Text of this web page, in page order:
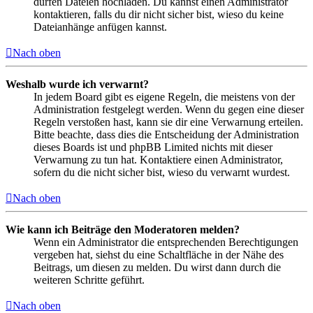
kontaktieren, falls du dir nicht sicher bist, wieso du keine
Dateianhänge anfügen kannst.
Nach oben
Weshalb wurde ich verwarnt?
In jedem Board gibt es eigene Regeln, die meistens von der
Administration festgelegt werden. Wenn du gegen eine dieser
Regeln verstoßen hast, kann sie dir eine Verwarnung erteilen.
Bitte beachte, dass dies die Entscheidung der Administration
dieses Boards ist und phpBB Limited nichts mit dieser
Verwarnung zu tun hat. Kontaktiere einen Administrator,
sofern du die nicht sicher bist, wieso du verwarnt wurdest.
Nach oben
Wie kann ich Beiträge den Moderatoren melden?
Wenn ein Administrator die entsprechenden Berechtigungen
vergeben hat, siehst du eine Schaltfläche in der Nähe des
Beitrags, um diesen zu melden. Du wirst dann durch die
weiteren Schritte geführt.
Nach oben